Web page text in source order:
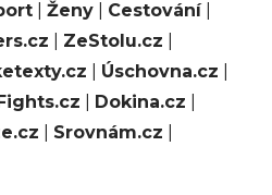
Ženy Cestování|
ZeStolu.cz
Úschovna.cz
Dokina.cz
Srovnám.cz